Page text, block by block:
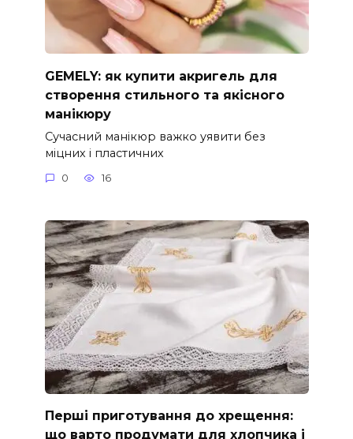
GEMELY: як купити акригель для
створення стильного та якісного
манікюру
Сучасний манікюр важко уявити без
міцних і пластичних
0 16
Перші приготування до хрещення:
що варто продумати для хлопчика і